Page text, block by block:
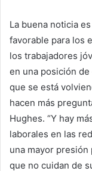
La buena noticia
favorable para los
los trabajadores
en una posición
que se está
hacen más
Hughes. “Y hay
laborales en las
una mayor presión
que no cuidan de